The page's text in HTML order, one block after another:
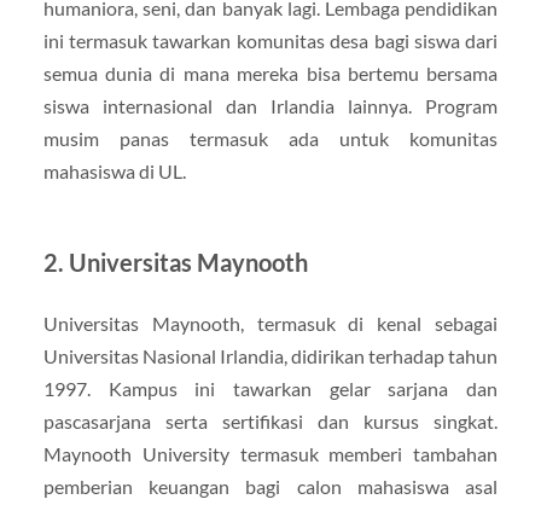
humaniora, seni, dan banyak lagi. Lembaga pendidikan
ini termasuk tawarkan komunitas desa bagi siswa dari
semua dunia di mana mereka bisa bertemu bersama
siswa internasional dan Irlandia lainnya. Program
musim panas termasuk ada untuk komunitas
mahasiswa di UL.
2. Universitas Maynooth
Universitas Maynooth, termasuk di kenal sebagai
Universitas Nasional Irlandia, didirikan terhadap tahun
1997. Kampus ini tawarkan gelar sarjana dan
pascasarjana serta sertifikasi dan kursus singkat.
Maynooth University termasuk memberi tambahan
pemberian keuangan bagi calon mahasiswa asal